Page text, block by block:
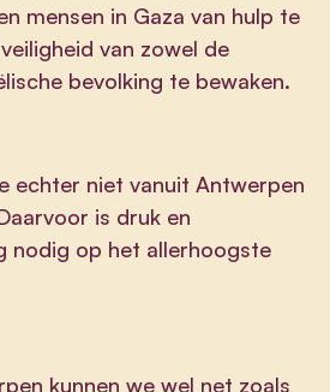
mensen in Gaza van hulp te
van zowel de
bevolking te bewaken.
echter niet vanuit Antwerpen
is druk en
nodig op het allerhoogste
kunnen we wel net zoals